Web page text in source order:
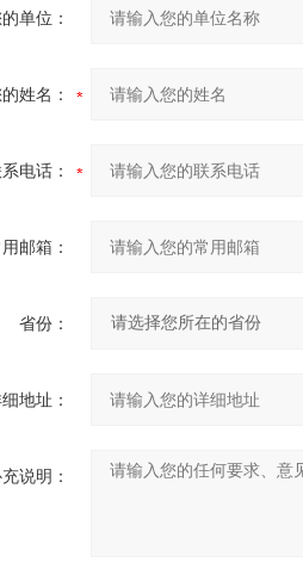
单位：
姓名：
电话：
邮箱：
省份：
地址：
说明：